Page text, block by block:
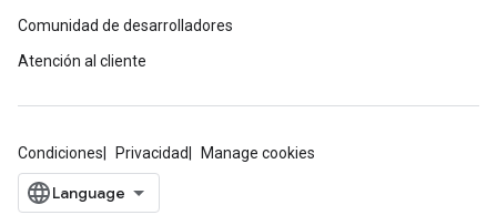
Comunidad de desarrolladores
Atención al cliente
Condiciones Privacidad Manage cookies